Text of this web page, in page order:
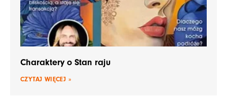
Charaktery o Stan raju
CZYTAJ WIĘCEJ »